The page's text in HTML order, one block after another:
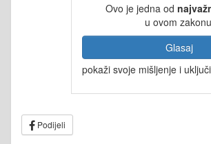
Ovo je jedna od
u ovom
Glasaj
pokaži svoje mišljenje i
Podijeli